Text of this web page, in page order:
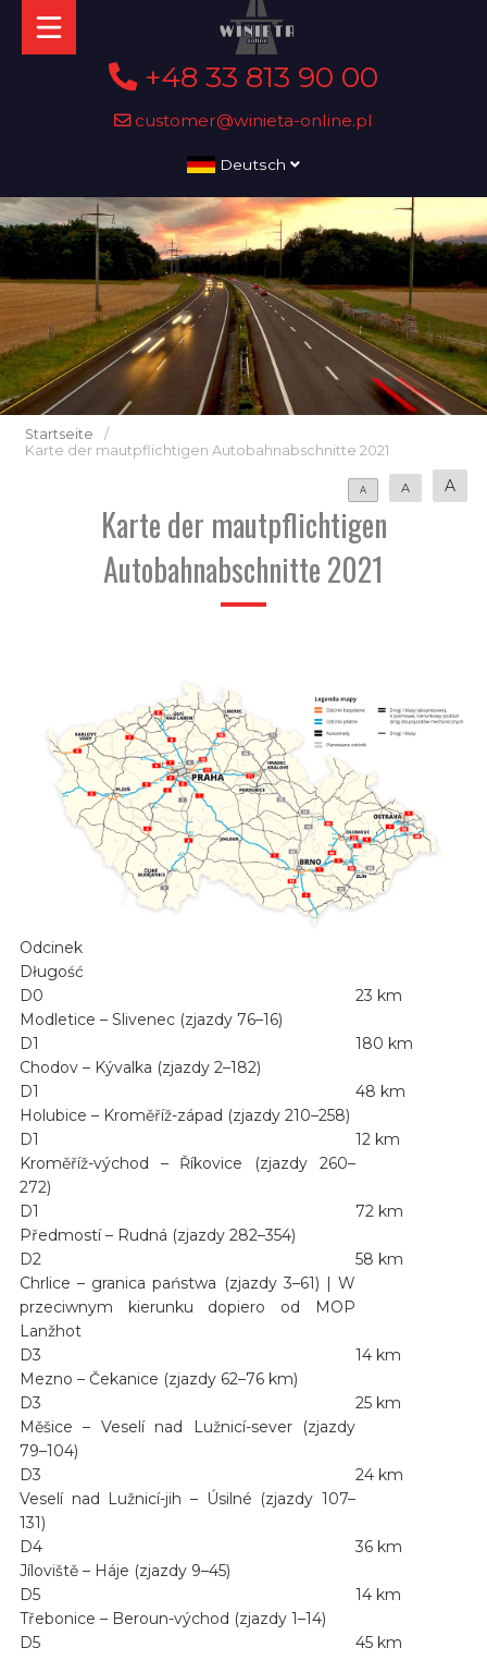
+48 33 813 90 00
customer@winieta-online.pl
Deutsch
Startseite
/
Karte der mautpflichtigen Autobahnabschnitte 2021
A A A
Karte der mautpflichtigen
Autobahnabschnitte 2021
Odcinek
Długość
D0
Modletice – Slivenec (zjazdy 76–16)
23 km
D1
Chodov – Kývalka (zjazdy 2–182)
180 km
D1
Holubice – Kroměříž-západ (zjazdy 210–258)
48 km
D1
Kroměříž-východ – Říkovice (zjazdy 260–
272)
12 km
D1
Předmostí – Rudná (zjazdy 282–354)
72 km
D2
Chrlice – granica państwa (zjazdy 3–61) | W
przeciwnym kierunku dopiero od MOP
Lanžhot
58 km
D3
Mezno – Čekanice (zjazdy 62–76 km)
14 km
D3
Měšice – Veselí nad Lužnicí-sever (zjazdy
79–104)
25 km
D3
Veselí nad Lužnicí-jih – Úsilné (zjazdy 107–
131)
24 km
D4
Jíloviště – Háje (zjazdy 9–45)
36 km
D5
Třebonice – Beroun-východ (zjazdy 1–14)
14 km
D5
45 km